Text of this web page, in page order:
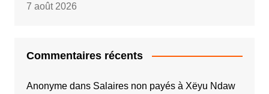
7 août 2026
Commentaires récents
Anonymedans Salaires non payés à Xëyu Ndaw